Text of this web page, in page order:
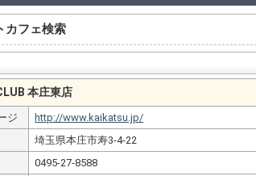
カフェ検索
本庄東店
ジ
http://www.kaikatsu.jp/
埼玉県本庄市寿3-4-22
0495-27-8588